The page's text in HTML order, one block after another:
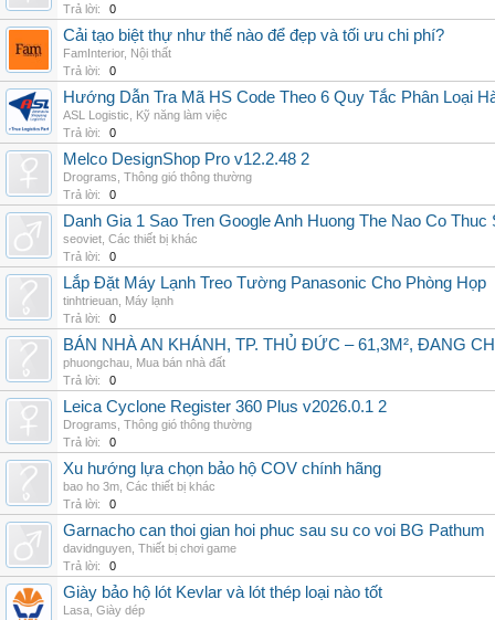
Trả lời:
0
Cải tạo biệt thự như thế nào để đẹp và tối ưu chi phí?
FamInterior, Nội thất
Trả lời:
0
Hướng Dẫn Tra Mã HS Code Theo 6 Quy Tắc Phân Loại
ASL Logistic
Kỹ năng làm việc
Trả lời:
0
Melco DesignShop Pro v12.2.48 2
Drograms Thông gió thông thường
Trả lời:
0
Danh Gia 1 Sao Tren Google Anh Huong The Nao Co Thuc
seoviet Các thiết bị khác
Trả lời:
0
Lắp Đặt Máy Lạnh Treo Tường Panasonic Cho Phòng Họp
tinhtrieuan Máy lạnh
Trả lời:
0
BÁN NHÀ AN KHÁNH, TP. THỦ ĐỨC – 61,3M², ĐANG
phuongchau Mua bán nhà đất
Trả lời:
0
Leica Cyclone Register 360 Plus v2026.0.1 2
Drograms Thông gió thông thường
Trả lời:
0
Xu hướng lựa chọn bảo hộ COV chính hãng
bao ho 3m Các thiết bị khác
Trả lời:
0
Garnacho can thoi gian hoi phuc sau su co voi BG Pathum
davidnguyen Thiết bị chơi game
Trả lời:
0
Giày bảo hộ lót Kevlar và lót thép loại nào tốt
Lasa Giày dép